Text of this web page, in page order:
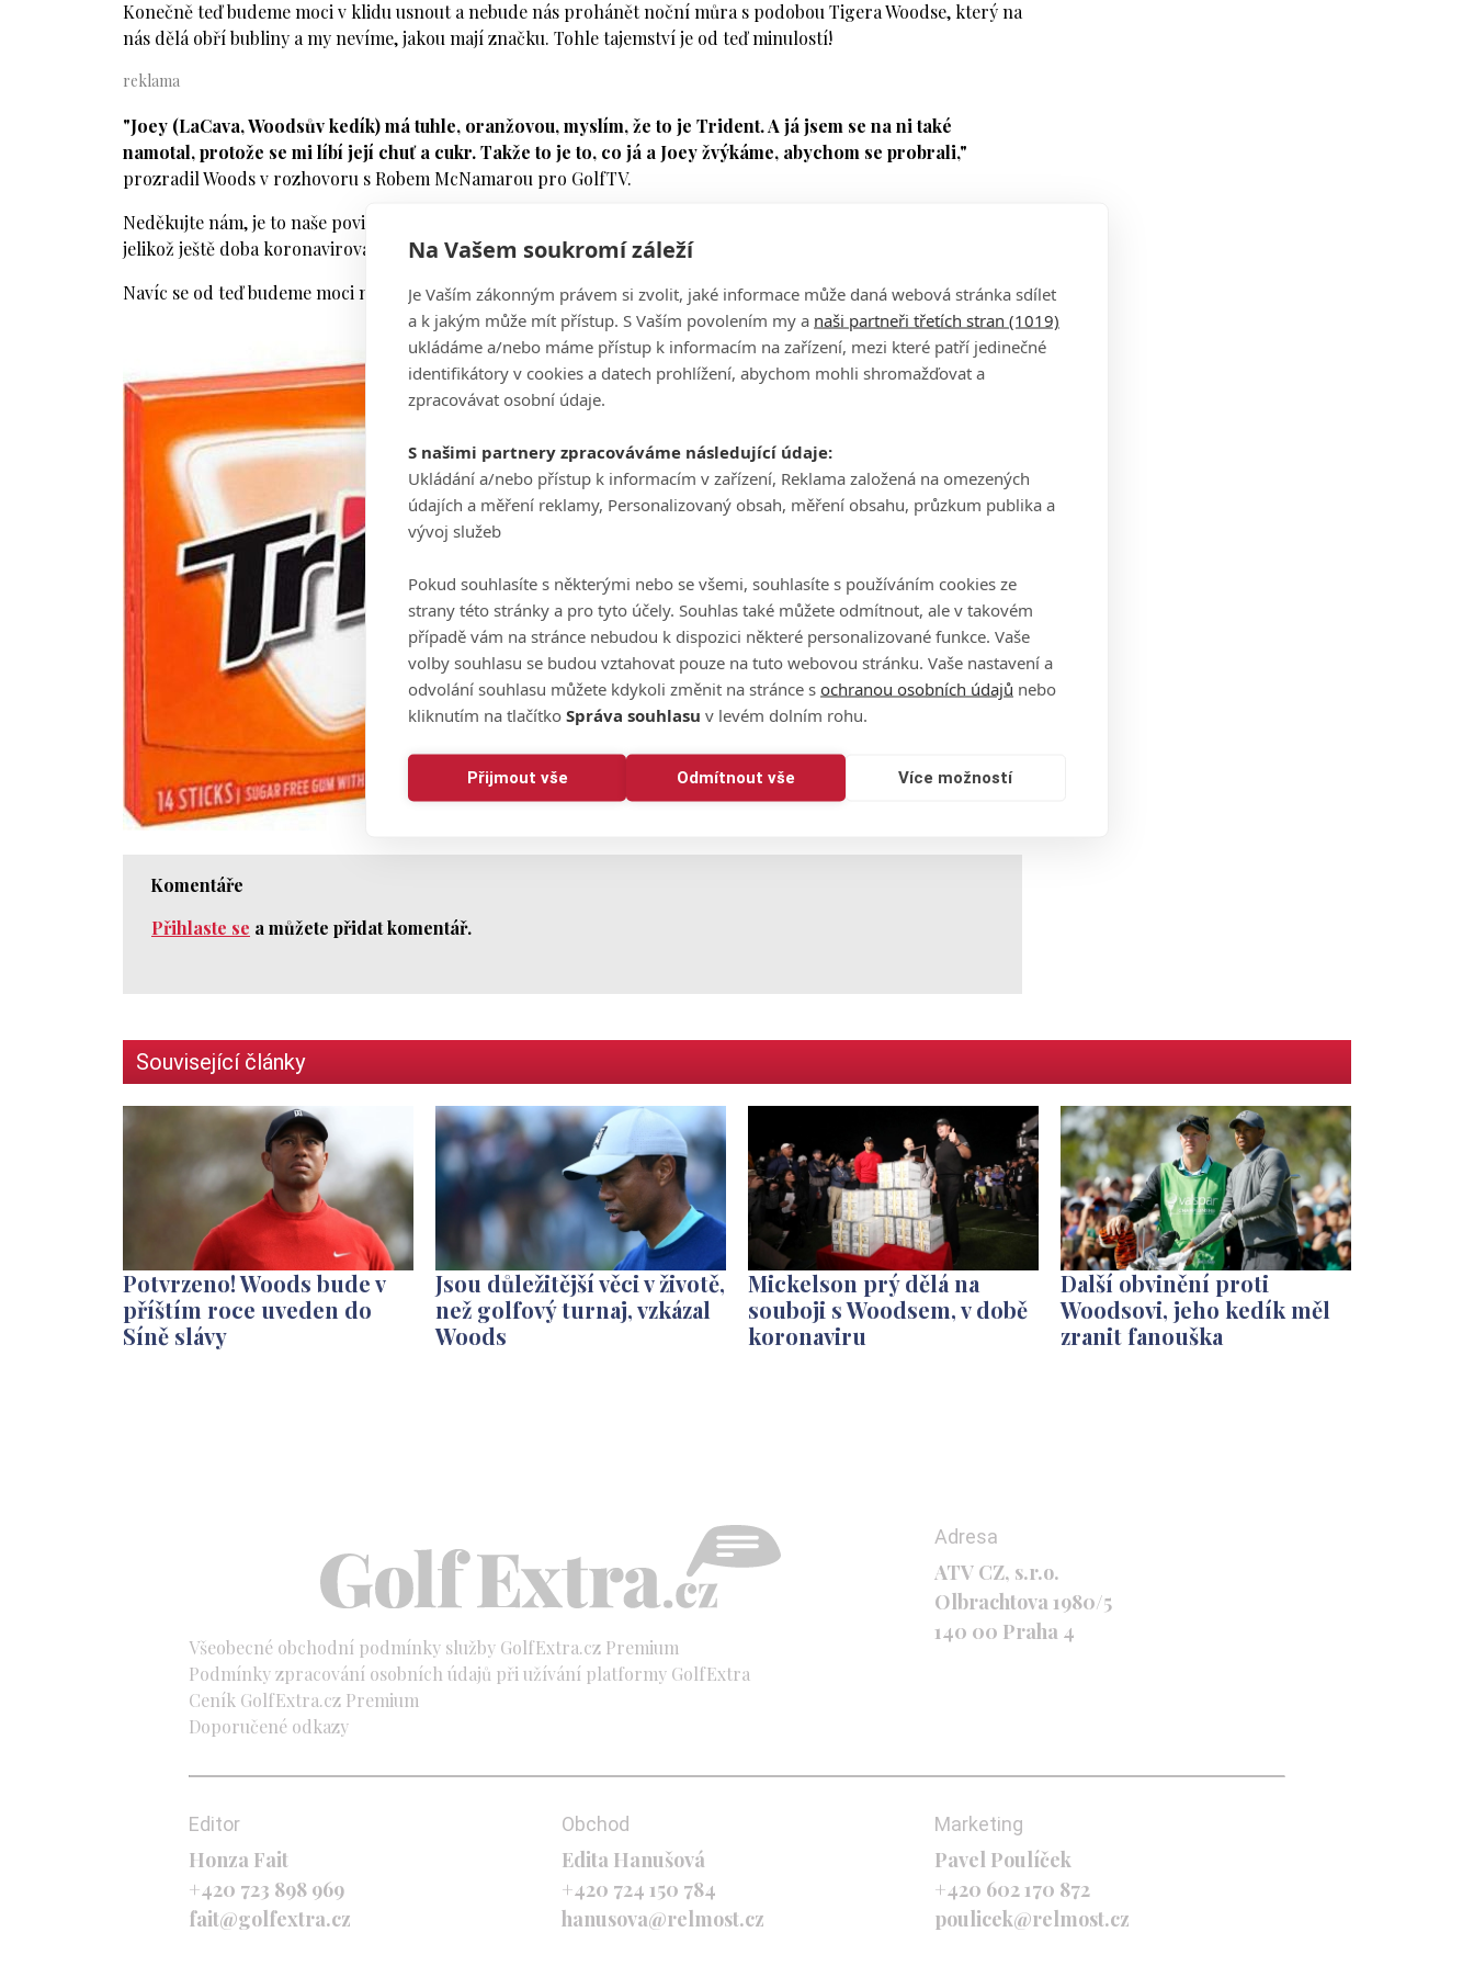
Na Vašem soukromí záleží
Je Vaším zákonným právem si zvolit, jaké informace může daná webová stránka sdílet
a k jakým může mít přístup. S Vaším povolením my a naši partneři třetích stran (1019)
ukládáme a/nebo máme přístup k informacím na zařízení, mezi které patří jedinečné
identifikátory v cookies a datech prohlížení, abychom mohli shromažďovat a
zpracovávat osobní údaje.
S našimi partnery zpracováváme následující údaje:
Ukládání a/nebo přístup k informacím v zařízení, Reklama založená na omezených
údajích a měření reklamy, Personalizovaný obsah, měření obsahu, průzkum publika a
vývoj služeb
Pokud souhlasíte s některými nebo se všemi, souhlasíte s používáním cookies ze
strany této stránky a pro tyto účely. Souhlas také můžete odmítnout, ale v takovém
případě vám na stránce nebudou k dispozici některé personalizované funkce. Vaše
volby souhlasu se budou vztahovat pouze na tuto webovou stránku. Vaše nastavení a
odvolání souhlasu můžete kdykoli změnit na stránce s ochranou osobních údajů nebo
kliknutím na tlačítko Správa souhlasu v levém dolním rohu.
Přijmout vše Odmítnout vše Více možností
Konečně teď budeme moci v klidu usnout a nebude nás prohánět noční můra s podobou Tigera Woodse, který na
nás dělá obří bubliny a my nevíme, jakou mají značku. Tohle tajemství je od teď minulostí!
"Joey (LaCava, Woodsův kedík) má tuhle, oranžovou, myslím, že to je Trident. A já jsem se na ni také
namotal, protože se mi líbí její chuť a cukr. Takže to je to, co já a Joey žvýkáme, abychom se probrali,"
prozradil Woods v rozhovoru s Robem McNamarou pro GolfTV.
Neděkujte nám, je to naše povinnost, informovat vás o všech klíčových událostech kariéry Tigera Woodse. A
jelikož ještě doba koronavirová nekončí, těšíme se, co dalšího v nejbližších týdnech vyplave na povrch.
Navíc se od teď budeme moci na hřišti cítit úplně stejně, jako Tiger. Stačí sehnat jediné! Trident Tropical Twist.
Komentáře
Přihlaste se a můžete přidat komentář.
Související články
Potvrzeno! Woods bude v
příštím roce uveden do
Síně slávy
Jsou důležitější věci v životě,
než golfový turnaj, vzkázal
Woods
Mickelson prý dělá na
souboji s Woodsem, v době
koronaviru
Další obvinění proti
Woodsovi, jeho kedík měl
zranit fanouška
Všeobecné obchodní podmínky služby GolfExtra.cz Premium
Podmínky zpracování osobních údajů při užívání platformy GolfExtra
Ceník GolfExtra.cz Premium
Doporučené odkazy
Adresa
ATV CZ, s.r.o.
Olbrachtova 1980/5
140 00 Praha 4
Editor
Honza Fait
+420 723 898 969
fait@golfextra.cz
Obchod
Edita Hanušová
+420 724 150 784
hanusova@relmost.cz
Marketing
Pavel Poulíček
+420 602 170 872
poulicek@relmost.cz